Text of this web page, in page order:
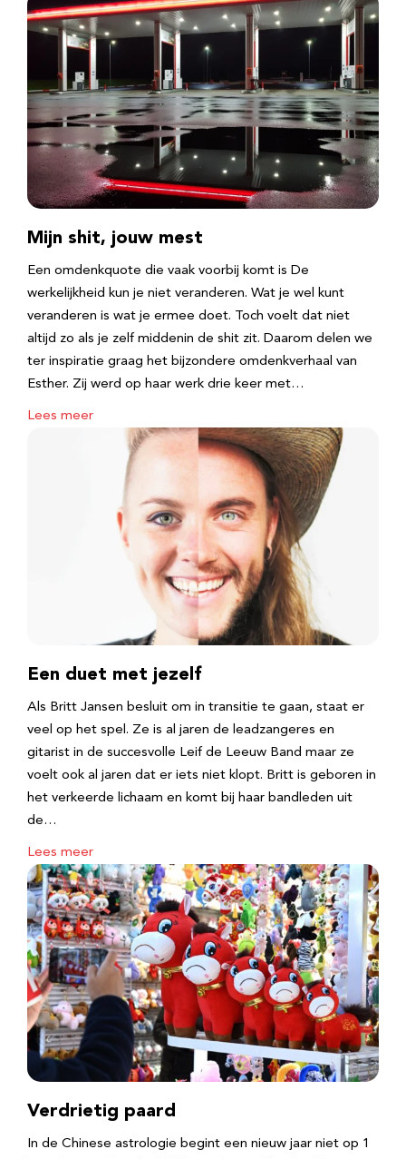
Mijn shit, jouw mest
Een omdenkquote die vaak voorbij komt is De
werkelijkheid kun je niet veranderen. Wat je wel kunt
veranderen is wat je ermee doet. Toch voelt dat niet
altijd zo als je zelf middenin de shit zit. Daarom delen we
ter inspiratie graag het bijzondere omdenkverhaal van
Esther. Zij werd op haar werk drie keer met…
Lees meer
Een duet met jezelf
Als Britt Jansen besluit om in transitie te gaan, staat er
veel op het spel. Ze is al jaren de leadzangeres en
gitarist in de succesvolle Leif de Leeuw Band maar ze
voelt ook al jaren dat er iets niet klopt. Britt is geboren in
het verkeerde lichaam en komt bij haar bandleden uit
de…
Lees meer
Verdrietig paard
In de Chinese astrologie begint een nieuw jaar niet op 1